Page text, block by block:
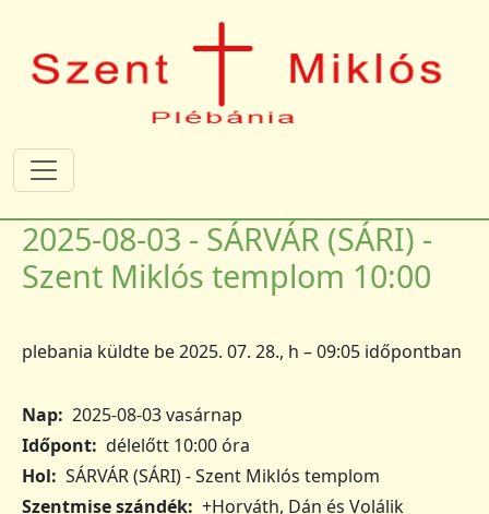
2025-08-03 - SÁRVÁR (SÁRI) -
Szent Miklós templom 10:00
plebania küldte be2025. 07. 28., h – 09:05 időpontban
Nap 2025-08-03 vasárnap
Időpont délelőtt 10:00 óra
Hol
SÁRVÁR (SÁRI) - Szent Miklós templom
Szentmise szándék +Horváth, Dán és Volálik